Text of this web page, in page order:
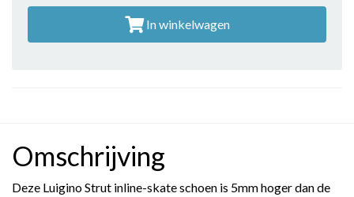
In winkelwagen
Omschrijving
Deze Luigino Strut inline-skate schoen is 5mm hoger dan de